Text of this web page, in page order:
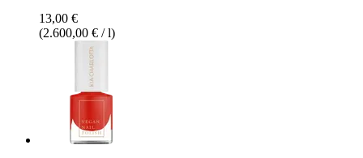
13,00 €
(2.600,00 € / l)